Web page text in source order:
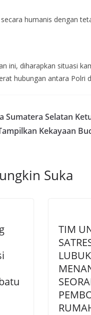
humanis dengan
ini, diharapkan situasi
hubungan antara Polri
Sumatera Selatan
Kekayaan
Suka
TIM